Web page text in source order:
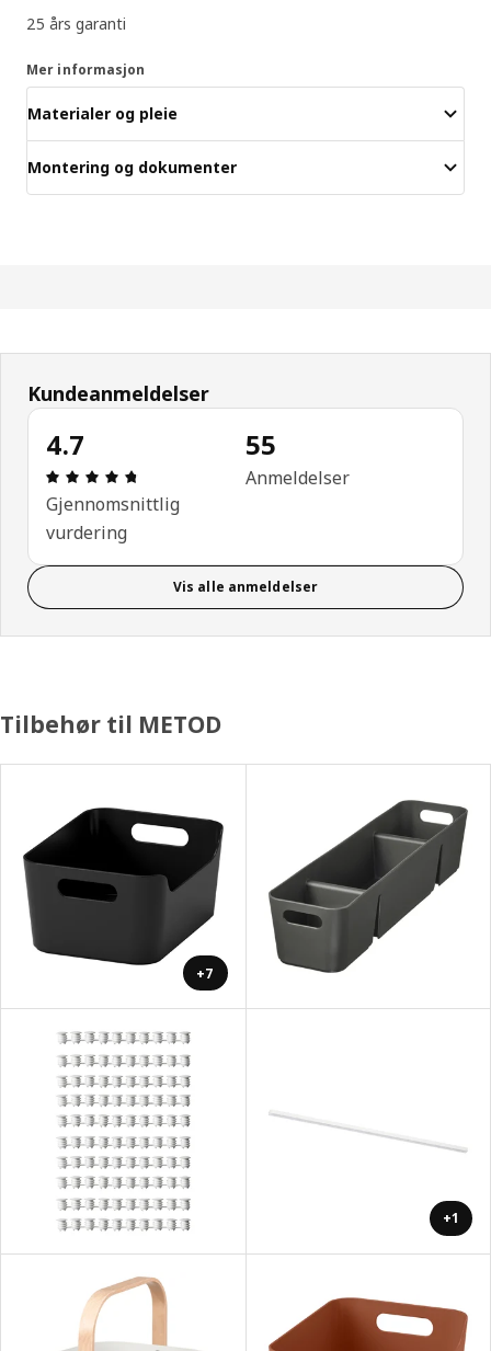
25 års garanti
Mer informasjon
Materialer og pleie
Montering og dokumenter
Kundeanmeldelser
4.7
Produktomtale: 4.7 ingen kundevurdering 5
Gjennomsnittlig
vurdering
55
Anmeldelser
Vis alle anmeldelser
Tilbehør til METOD
+7
+1